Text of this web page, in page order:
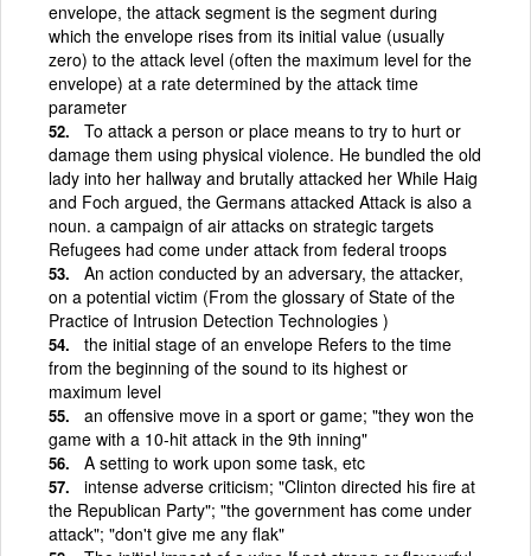
envelope, the attack segment is the segment during
which the envelope rises from its initial value (usually
zero) to the attack level (often the maximum level for the
envelope) at a rate determined by the attack time
parameter
To attack a person or place means to try to hurt or
damage them using physical violence. He bundled the old
lady into her hallway and brutally attacked her While Haig
and Foch argued, the Germans attacked Attack is also a
noun. a campaign of air attacks on strategic targets
Refugees had come under attack from federal troops
An action conducted by an adversary, the attacker,
on a potential victim (From the glossary of State of the
Practice of Intrusion Detection Technologies )
the initial stage of an envelope Refers to the time
from the beginning of the sound to its highest or
maximum level
an offensive move in a sport or game; "they won the
game with a 10-hit attack in the 9th inning"
A setting to work upon some task, etc
intense adverse criticism; "Clinton directed his fire at
the Republican Party"; "the government has come under
attack"; "don't give me any flak"